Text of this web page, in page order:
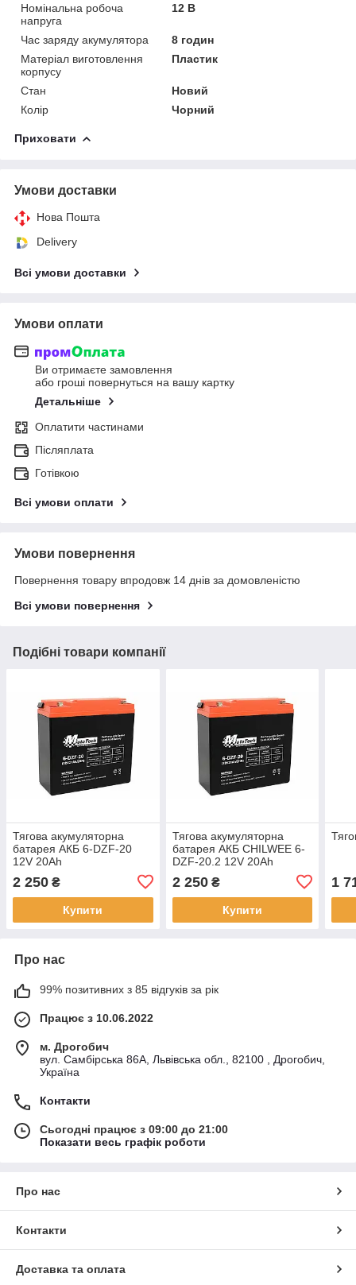
Номінальна робоча
напруга
12 В
Час заряду акумулятора
8 годин
Матеріал виготовлення
корпусу
Пластик
Стан
Новий
Колір
Чорний
Приховати
Умови доставки
Нова Пошта
Delivery
Всі умови доставки
Умови оплати
Ви отримаєте замовлення
або гроші повернуться на вашу картку
Детальніше
Оплатити частинами
Післяплата
Готівкою
Всі умови оплати
Умови повернення
Повернення товару впродовж 14 днів за домовленістю
Всі умови повернення
Подібні товари компанії
Тягова акумуляторна
батарея АКБ 6-DZF-20
12V 20Ah
2 250 ₴
Купити
Тягова акумуляторна
батарея АКБ CHILWEE 6-
DZF-20.2 12V 20Ah
2 250₴
Купити
1
Про нас
99% позитивних з 85 відгуків за рік
Працює з 10.06.2022
м. Дрогобич
вул. Самбірська 86А, Львівська обл., 82100 , Дрогобич,
Україна
Контакти
Сьогодні працює з 09:00 до 21:00
Показати весь графік роботи
Про нас
Контакти
Доставка та оплата